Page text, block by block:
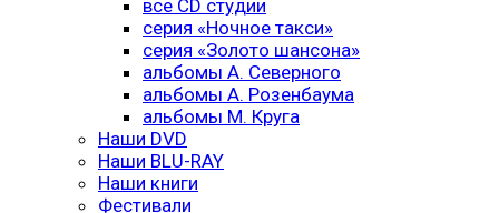
все CD студии
серия «Ночное такси»
серия «Золото шансона»
альбомы А. Северного
альбомы А. Розенбаума
альбомы М. Круга
Наши DVD
Наши BLU-RAY
Наши книги
Фестивали